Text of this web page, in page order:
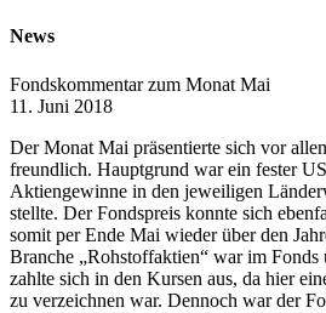
News
Fondskommentar zum Monat Mai
11. Juni 2018
Der Monat Mai präsentierte sich vor
freundlich. Hauptgrund war ein fester
Aktiengewinne in den jeweiligen
stellte. Der Fondspreis konnte sich
somit per Ende Mai wieder über den
Branche „Rohstoffaktien“ war im Fonds
zahlte sich in den Kursen aus, da hier
zu verzeichnen war. Dennoch war der